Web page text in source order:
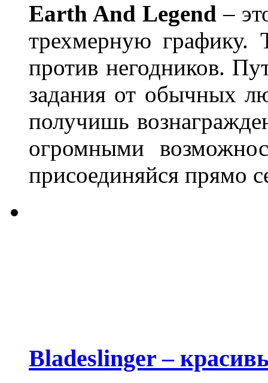
Earth And Legend –
трехмерную графику.
против негодников.
задания от обычных
получишь
огромными
присоединяйся прямо
Bladeslinger –